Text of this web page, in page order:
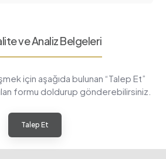
ve Analiz Belgeleri
için aşağıda bulunan “Talep Et”
formu doldurup gönderebilirsiniz.
Talep Et